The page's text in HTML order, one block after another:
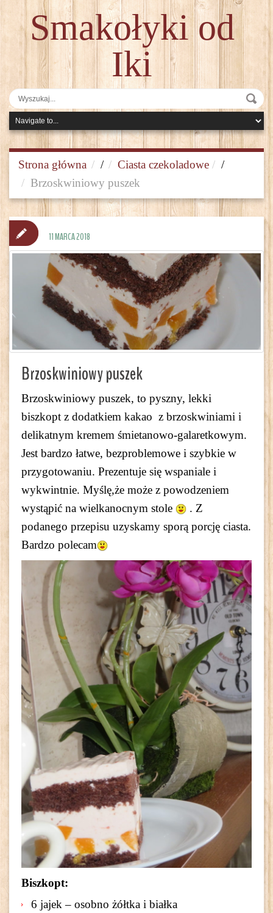
Smakołyki od
Iki
Strona główna / Ciasta czekoladowe
/
Brzoskwiniowy puszek
Brzoskwiniowy puszek
Brzoskwiniowy puszek, to pyszny, lekki
biszkopt z dodatkiem kakao z brzoskwiniami i
delikatnym kremem śmietanowo-galaretkowym.
Jest bardzo łatwe, bezproblemowe i szybkie w
przygotowaniu. Prezentuje się wspaniale i
wykwintnie. Myślę,że może z powodzeniem
wystąpić na wielkanocnym stole
. Z
podanego przepisu uzyskamy sporą porcję ciasta.
Bardzo polecam
Biszkopt:
6 jajek – osobno żółtka i białka
11 MARCA 2018